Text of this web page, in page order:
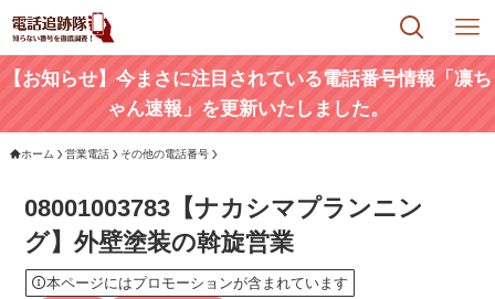
【お知らせ】今まさに注目されている電話番号情報「凛ち
ゃん速報」を更新いたしました。
ホーム 営業電話 その他の電話番号
08001003783【ナカシマプランニン
グ】外壁塗装の斡旋営業
本ページにはプロモーションが含まれています